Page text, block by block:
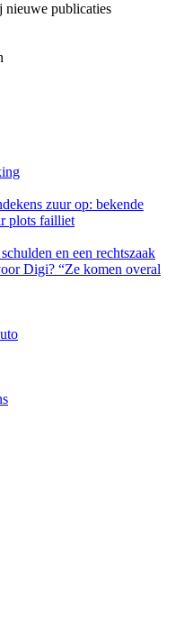
nieuwe publicaties
zuur op: bekende
plots failliet
en een rechtszaak
Digi? “Ze komen overal